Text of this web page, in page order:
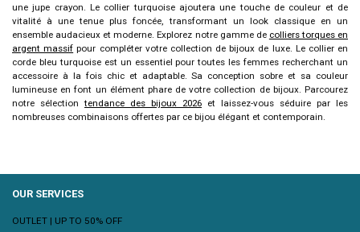
une jupe crayon. Le collier turquoiseajoutera une touche de couleur et de
vitalité à une tenue plus foncée, transformant un look classique en un
ensemble audacieux et moderne. Explorez notre gamme de colliers torques en
argent massif pour compléter votre collection de bijoux de luxe. Le collier en
corde bleu turquoise est un essentiel pour toutes les femmes recherchant un
accessoire à la fois chic et adaptable. Sa conception sobre et sa couleur
lumineuse en font un élément phare de votre collection de bijoux. Parcourez
notre sélectiontendance des bijoux 2026 et laissez-vous séduire par les
nombreuses combinaisons offertes par ce bijou élégant et contemporain.
OUR SERVICES
OUTLET | UP TO 50% OFF